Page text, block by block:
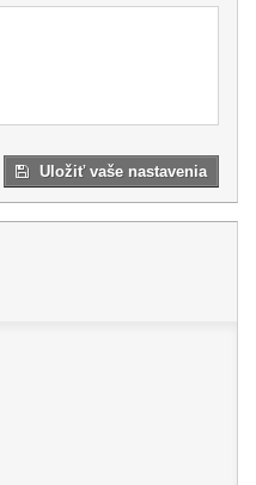
Uložiť vaše nastavenia